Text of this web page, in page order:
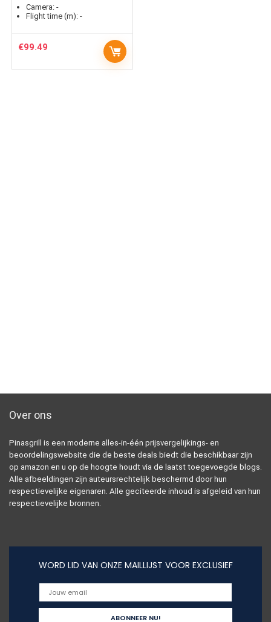
Camera: -
Flight time (m): -
€99.49
Over ons
Pinasgrill is een moderne alles-in-één prijsvergelijkings- en
beoordelingswebsite die de beste deals biedt die beschikbaar zijn
op amazon en u op de hoogte houdt via de laatst toegevoegde blogs.
Alle afbeeldingen zijn auteursrechtelijk beschermd door hun
respectievelijke eigenaren. Alle geciteerde inhoud is afgeleid van hun
respectievelijke bronnen.
WORD LID VAN ONZE MAILLIJST VOOR EXCLUSIEF